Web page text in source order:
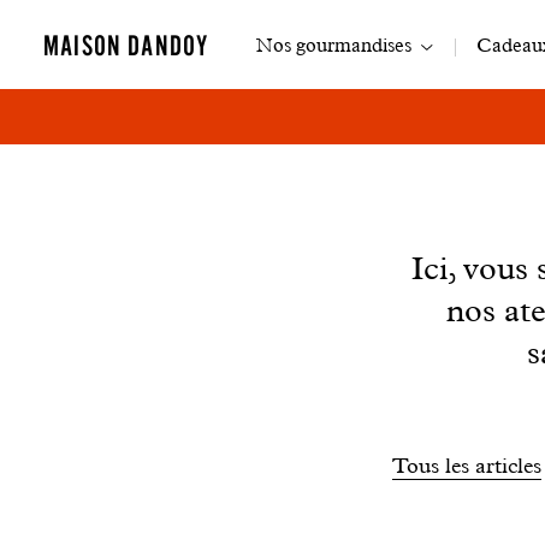
MAISON DANDOY
Navigation
Nos gourmandises
Ici, vous
nos
Tous les articles